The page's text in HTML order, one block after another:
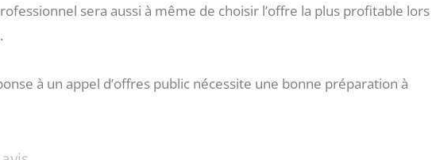
sera aussi à même de choisir l’offre la plus profitable lors
à un appel d’offres public nécessite une bonne préparation à